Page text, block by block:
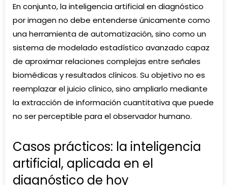
En conjunto, la inteligencia artificial en diagnóstico
por imagen no debe entenderse únicamente como
una herramienta de automatización, sino como un
sistema de modelado estadístico avanzado capaz
de aproximar relaciones complejas entre señales
biomédicas y resultados clínicos. Su objetivo no es
reemplazar el juicio clínico, sino ampliarlo mediante
la extracción de información cuantitativa que puede
no ser perceptible para el observador humano.
Casos prácticos: la inteligencia
artificial, aplicada en el
diagnóstico de hoy